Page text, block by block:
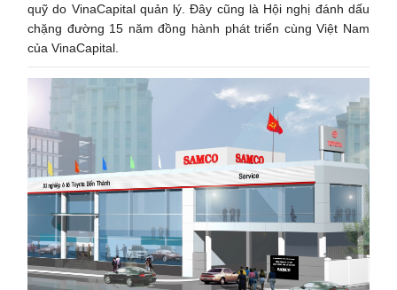
quỹ do VinaCapital quản lý. Đây cũng là Hội nghị đánh dấu
chặng đường 15 năm đồng hành phát triển cùng Việt Nam
của VinaCapital.